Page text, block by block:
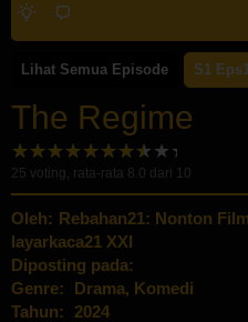
Lihat Semua Episode S1 Eps1
The Regime
25 voting, rata-rata 8.0 dari 10
Oleh: Rebahan21: Nonton
layarkaca21 XXI
Diposting pada:
Genre:
Drama, Komedi
Tahun:
2024